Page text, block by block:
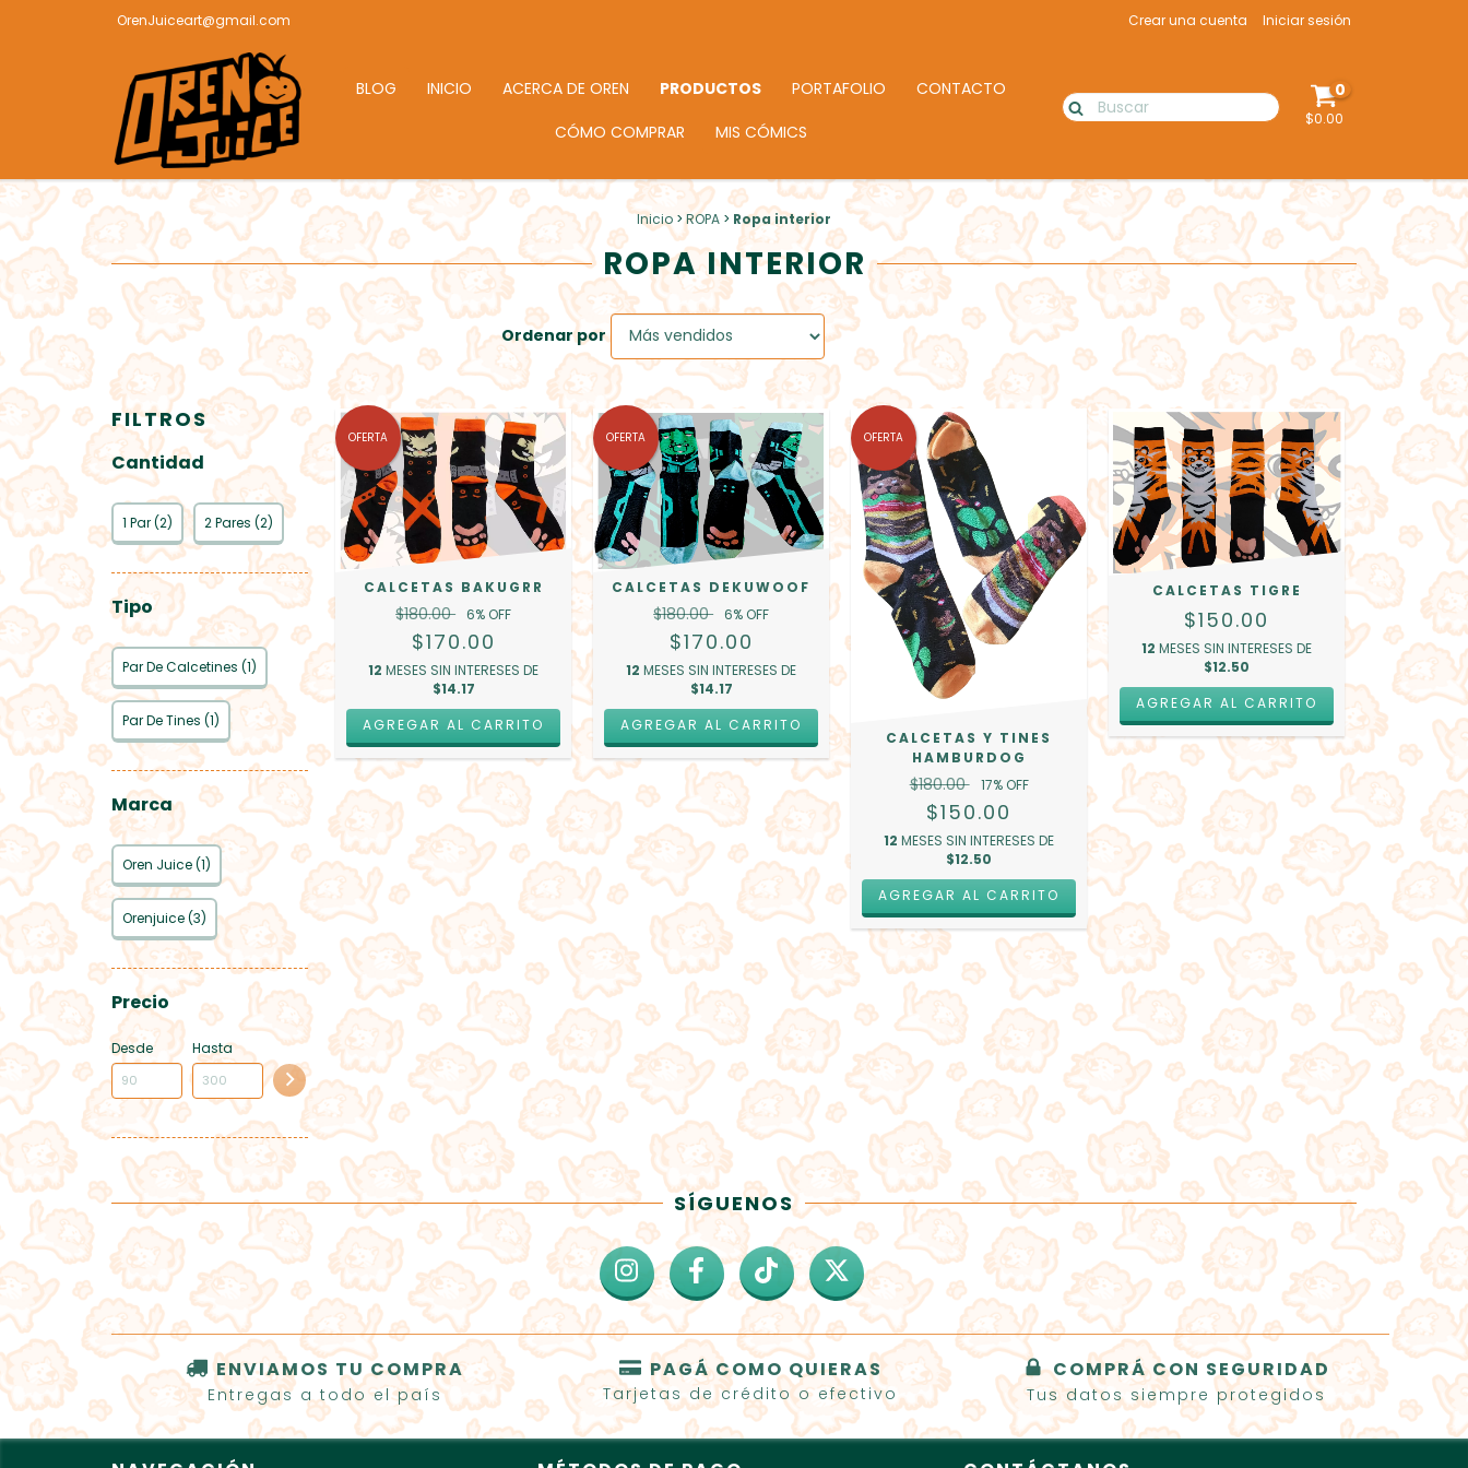
OrenJuiceart@gmail.com Crear una cuenta Iniciar sesión
BLOG INICIO ACERCA DE OREN PRODUCTOS PORTAFOLIO
CONTACTO
CÓMO COMPRAR
MIS CÓMICS
0
$0.00
Inicio > ROPA > Ropa interior
ROPA INTERIOR
Ordenar por
FILTROS
Cantidad
1 Par (2) 2 Pares (2)
Tipo
Par De Calcetines (1)
Par De Tines (1)
Marca
Oren Juice (1)
Orenjuice (3)
Precio
Desde Hasta
OFERTA
CALCETAS BAKUGRR
$180.00 6% OFF
$170.00
12 MESES SIN INTERESES DE
$14.17
AGREGAR AL CARRITO
OFERTA
CALCETAS DEKUWOOF
$180.00 6% OFF
$170.00
12 MESES SIN INTERESES DE
$14.17
AGREGAR AL CARRITO
OFERTA
CALCETAS Y TINES
HAMBURDOG
$180.00 17% OFF
$150.00
12 MESES SIN INTERESES DE
$12.50
AGREGAR AL CARRITO
CALCETAS TIGRE
$150.00
12 MESES SIN INTERESES DE
$12.50
SÍGUENOS
ENVIAMOS TU COMPRA
Entregas a todo el país
PAGÁ COMO QUIERAS
Tarjetas de crédito o efectivo
COMPRÁ CON SEGURIDAD
Tus datos siempre protegidos